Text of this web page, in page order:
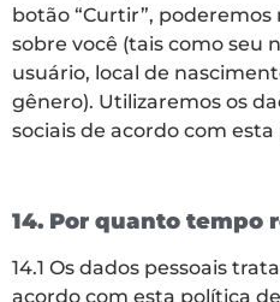
botão “Curtir”, poderemos
sobre você (tais como seu
usuário, local de
gênero). Utilizaremos os
sociais de acordo com
14. Por quanto tempo
14.1 Os dados pessoais
acordo com esta política